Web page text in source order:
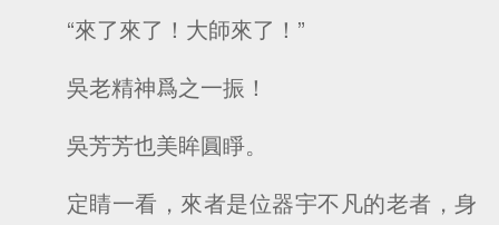
“來了來了！大師來了！”
吳老精神爲之一振！
吳芳芳也美眸圓睜。
定睛一看，來者是位器宇不凡的老者，身